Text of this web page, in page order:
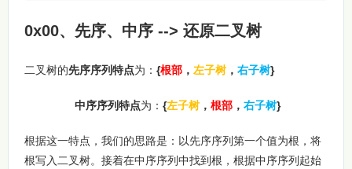
0x00、先序、中序 --> 还原二叉树
二叉树的先序序列特点为： {根部 ， 左子树 ， 右子树}
中序序列特点为： {左子树 ， 根部 ， 右子树}
根据这一特点，我们的思路是：以先序序列第一个值为根，将
根写入二叉树。接着在中序序列中找到根，根据中序序列起始